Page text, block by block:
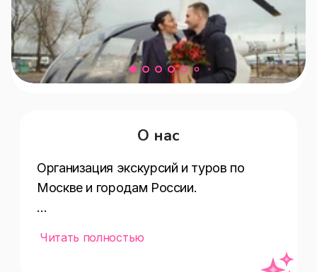
О нас
Организация экскурсий и туров по
Москве и городам России.
Читать полностью